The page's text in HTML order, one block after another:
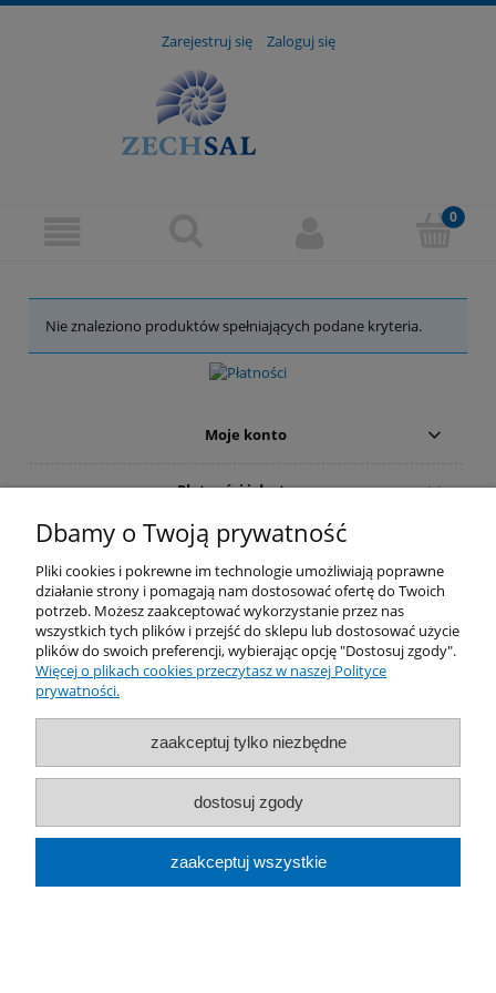
Zarejestruj się Zaloguj się
Nie znaleziono produktów spełniających podane kryteria.
Moje konto
Płatności i dostawa
Informacje
O nas
pokaż pełną wersję strony
Dbamy o Twoją prywatność
Pliki cookies i pokrewne im technologie umożliwiają poprawne
działanie strony i pomagają nam dostosować ofertę do Twoich
potrzeb. Możesz zaakceptować wykorzystanie przez nas
wszystkich tych plików i przejść do sklepu lub dostosować użycie
plików do swoich preferencji, wybierając opcję "Dostosuj zgody".
Więcej o plikach cookies przeczytasz w naszej Polityce
prywatności.
zaakceptuj tylko niezbędne
dostosuj zgody
zaakceptuj wszystkie